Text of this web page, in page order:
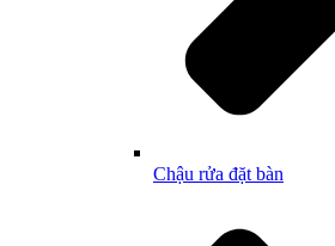
Chậu rửa đặt bàn